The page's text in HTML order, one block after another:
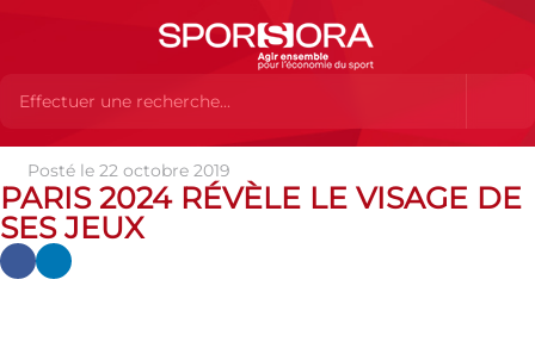
Actualités Actualités
2024 révèle le visage de ses Jeux
Posté le 22 octobre 2019
PARIS 2024 RÉVÈLE LE VISAGE DE
SES JEUX